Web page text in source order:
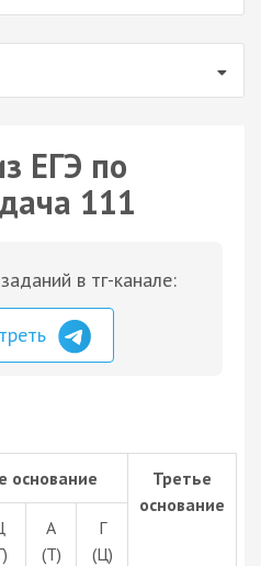
ЕГЭ по
111
в тг-канале:
основание
Третье
основание
А
(Т)
Г
(Ц)